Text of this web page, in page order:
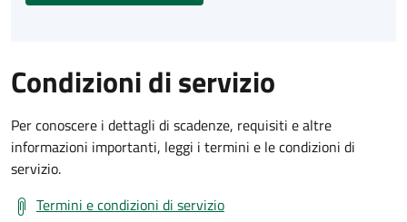
Condizioni di servizio
Per conoscere i dettagli di scadenze, requisiti e altre
informazioni importanti, leggi i termini e le condizioni di
servizio.
Termini e condizioni di servizio